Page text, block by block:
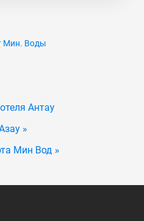
Мин. Воды
Антау
»
Мин Вод »